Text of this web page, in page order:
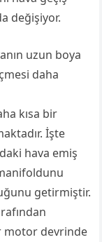
değişiyor.
uzun boya
daha
kısa bir
İşte
hava emiş
getirmiştir.
motor devrinde